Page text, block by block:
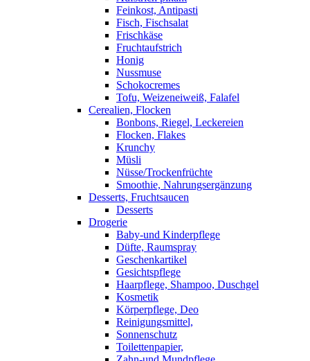
Feinkost, Antipasti
Fisch, Fischsalat
Frischkäse
Fruchtaufstrich
Honig
Nussmuse
Schokocremes
Tofu, Weizeneiweiß, Falafel
Cerealien, Flocken
Bonbons, Riegel, Leckereien
Flocken, Flakes
Krunchy
Müsli
Nüsse/Trockenfrüchte
Smoothie, Nahrungsergänzung
Desserts, Fruchtsaucen
Desserts
Drogerie
Baby-und Kinderpflege
Düfte, Raumspray
Geschenkartikel
Gesichtspflege
Haarpflege, Shampoo, Duschgel
Kosmetik
Körperpflege, Deo
Reinigungsmittel,
Sonnenschutz
Toilettenpapier,